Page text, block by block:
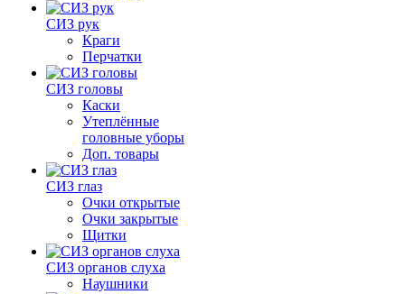
СИЗ рук
Краги
Перчатки
СИЗ головы
Каски
Утеплённые
головные уборы
Доп. товары
СИЗ глаз
Очки открытые
Очки закрытые
Щитки
СИЗ органов слуха
Наушники